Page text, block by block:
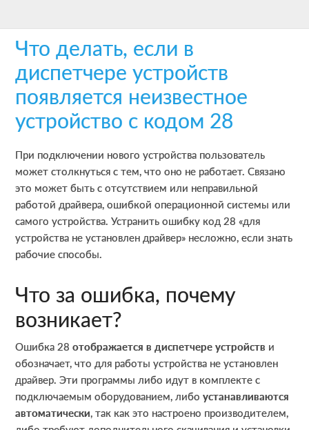
main
content
primary
sidebar
footer
Что делать, если в
диспетчере устройств
появляется неизвестное
устройство с кодом 28
При подключении нового устройства пользователь
может столкнуться с тем, что оно не работает. Связано
это может быть с отсутствием или неправильной
работой драйвера, ошибкой операционной системы или
самого устройства. Устранить ошибку код 28 «для
устройства не установлен драйвер» несложно, если знать
рабочие способы.
Что за ошибка, почему
возникает?
Ошибка 28отображается в диспетчере устройств и
обозначает, что для работы устройства не установлен
драйвер. Эти программы либо идут в комплекте с
подключаемым оборудованием, либоустанавливаются
автоматически, так как это настроено производителем,